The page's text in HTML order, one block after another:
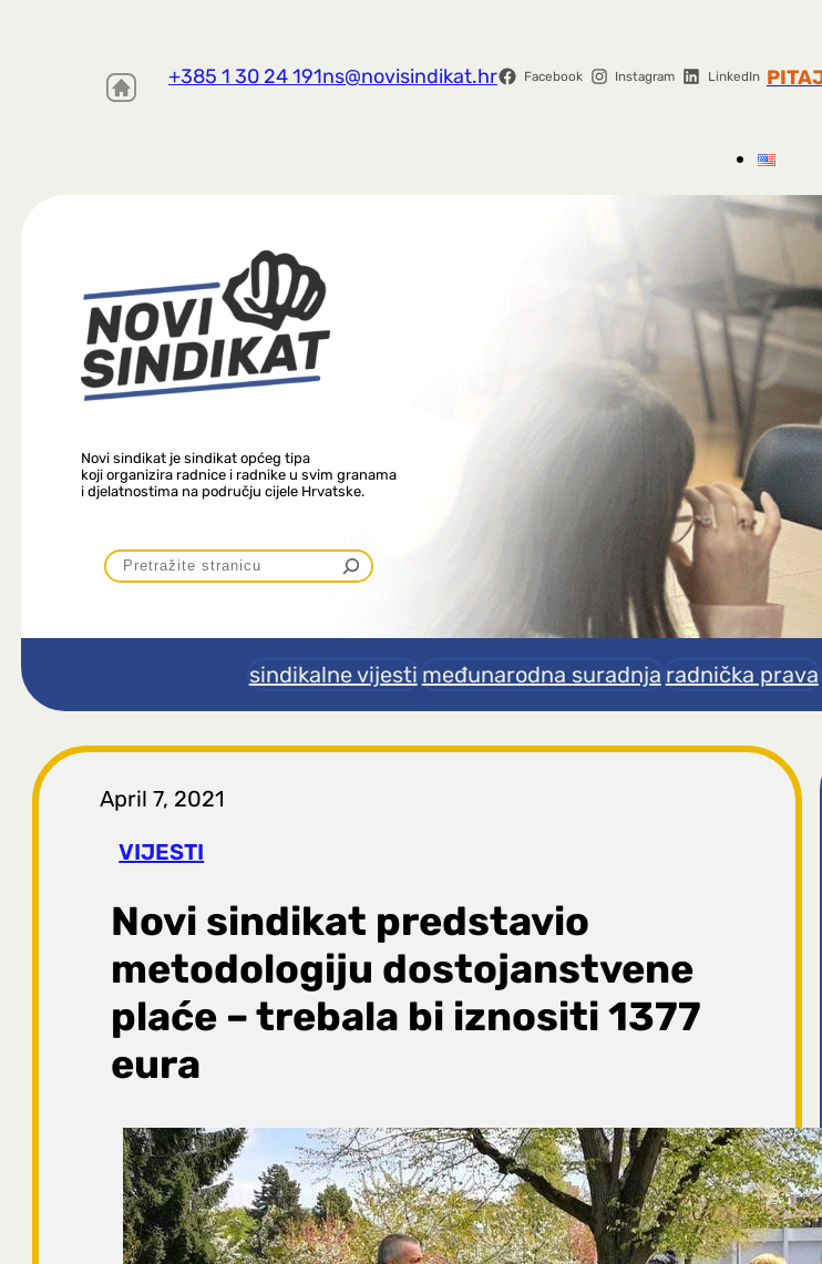
+385 1 30 24 191ns@novisindikat.hr Facebook Instagram LinkedIn
Novi sindikat je sindikat općeg tipa
koji organizira radnice i radnike u svim granama
i djelatnostima na području cijele Hrvatske.
P
r
t
r
a
g
a
sindikalne vijesti međunarodna suradnja radnička prava
April 7, 2021
VIJESTI
Novi sindikat predstavio
metodologiju dostojanstvene
plaće – trebala bi iznositi 1377
eura